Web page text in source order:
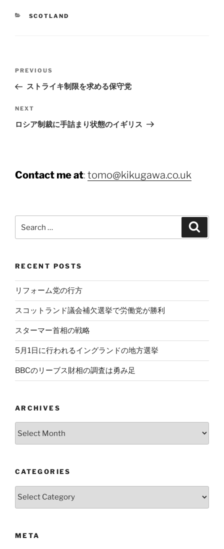
CATEGORIES
SCOTLAND
Previous
Post
PREVIOUS
ストライキ制限を求める保守党
Next
Post
NEXT
ロシア制裁に手詰まり状態のイギリス
Contact me at: tomo@kikugawa.co.uk
for:
RECENT POSTS
リフォーム党の行方
スコットランド議会補欠選挙で労働党が勝利
スターマー首相の戦略
5月1日に行われるイングランドの地方選挙
BBCのリーブス財相の調査は勇み足
ARCHIVES
CATEGORIES
Categories
META